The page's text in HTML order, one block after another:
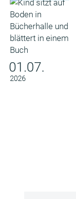
01.07.
2026